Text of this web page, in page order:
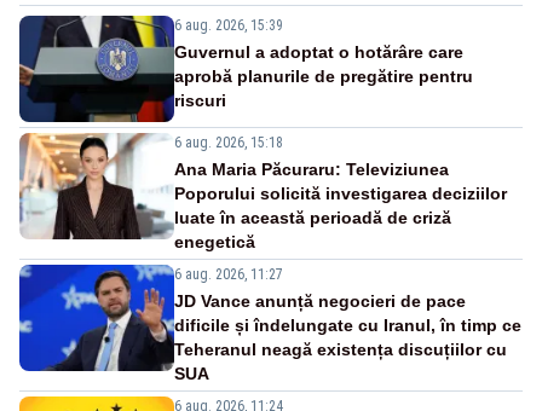
6 aug. 2026, 15:39
Guvernul a adoptat o hotărâre care
aprobă planurile de pregătire pentru
riscuri
6 aug. 2026, 15:18
Ana Maria Păcuraru: Televiziunea
Poporului solicită investigarea deciziilor
luate în această perioadă de criză
enegetică
6 aug. 2026, 11:27
JD Vance anunță negocieri de pace
dificile și îndelungate cu Iranul, în timp ce
Teheranul neagă existența discuțiilor cu
SUA
6 aug. 2026, 11:24